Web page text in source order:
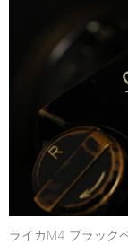
ライカM4 ブラック